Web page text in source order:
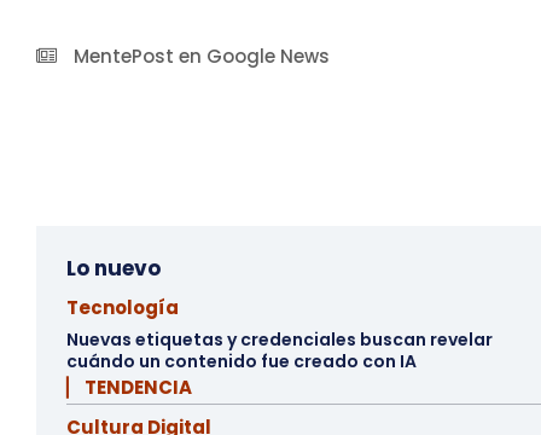
MentePost en Google News
Lo nuevo
Tecnología
Nuevas etiquetas y credenciales buscan revelar
cuándo un contenido fue creado con IA
▏ TENDENCIA
Cultura Digital